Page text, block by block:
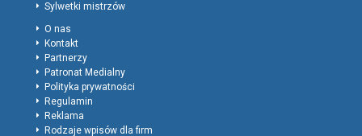
Sylwetki mistrzów
O nas
Kontakt
Partnerzy
Patronat Medialny
Polityka prywatności
Regulamin
Reklama
Rodzaje wpisów dla firm